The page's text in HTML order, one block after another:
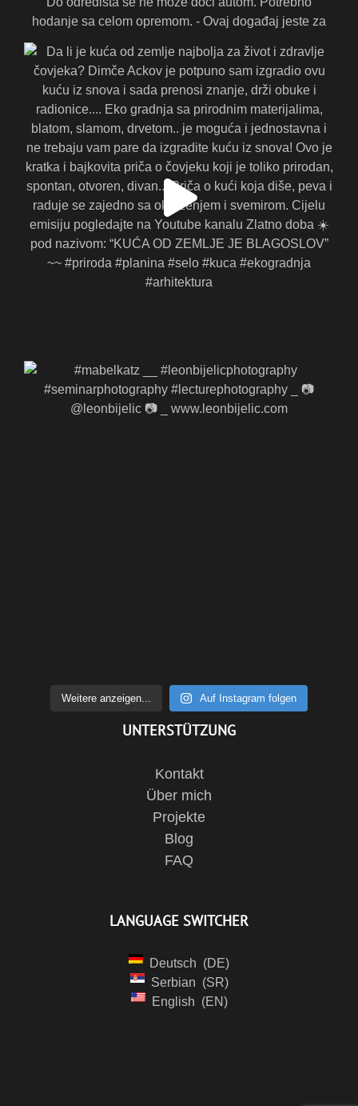
Weitere anzeigen... Auf Instagram folgen
UNTERSTÜTZUNG
Kontakt
Über mich
Projekte
Blog
FAQ
LANGUAGE SWITCHER
Deutsch
DE
Serbian
SR
English
EN